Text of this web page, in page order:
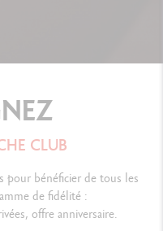
CLUB
pour bénéficier de tous les
de fidélité :
offre anniversaire.